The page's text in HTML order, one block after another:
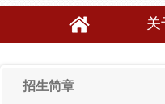
关
招生简章